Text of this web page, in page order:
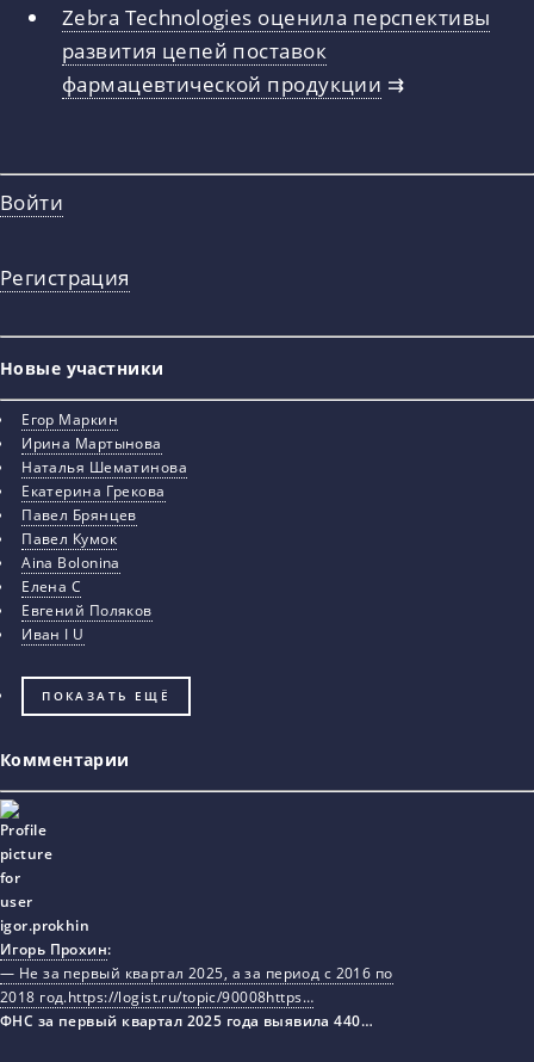
Zebra Technologies оценила перспективы
развития цепей поставок
фармацевтической продукции ⇉
Войти
Регистрация
Новые участники
Егор Маркин
Ирина Мартынова
Наталья Шематинова
Екатерина Грекова
Павел Брянцев
Павел Кумок
Aina Bolonina
Елена С
Евгений Поляков
Иван I U
ПОКАЗАТЬ ЕЩЁ
Комментарии
Игорь Прохин:
— Не за первый квартал 2025, а за период с 2016 по
2018 год.https://logist.ru/topic/90008https…
ФНС за первый квартал 2025 года выявила 440…